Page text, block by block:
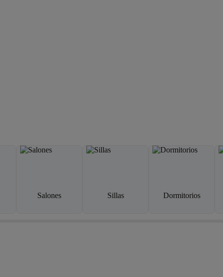
Salones Sillas Dormitorios